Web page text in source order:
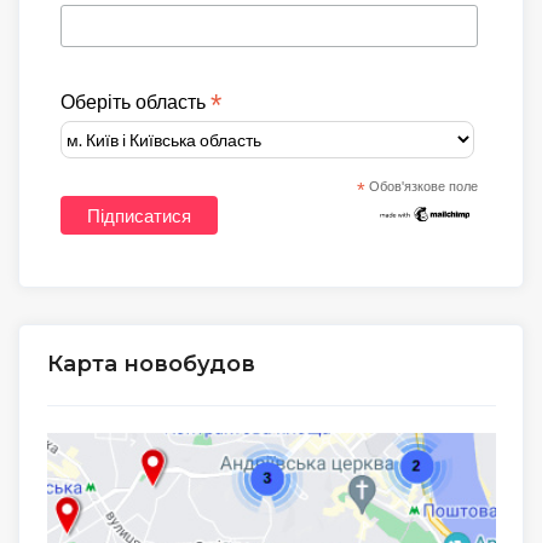
Оберіть область *
* Обов'язкове поле
Карта новобудов